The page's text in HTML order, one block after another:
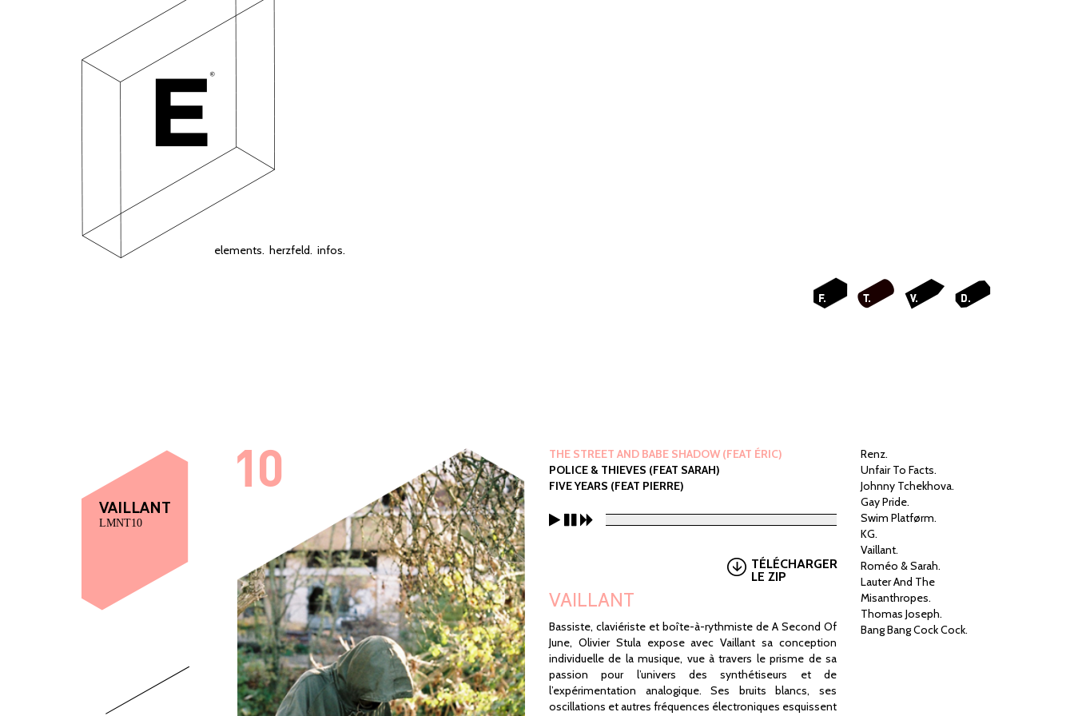
elements. herzfeld. infos.
VAILLANT
LMNT10
THE STREET AND BABE SHADOW (FEAT ÉRIC)
POLICE & THIEVES (FEAT SARAH)
FIVE YEARS (FEAT PIERRE)
TÉLÉCHARGER
LE ZIP
VAILLANT
Bassiste, claviériste et boîte-à-rythmiste de A Second Of
June, Olivier Stula expose avec Vaillant sa conception
individuelle de la musique, vue à travers le prisme de sa
passion pour l’univers des synthétiseurs et de
l’expérimentation analogique. Ses bruits blancs, ses
oscillations et autres fréquences électroniques esquissent
Renz.
Unfair To Facts.
Johnny Tchekhova.
Gay Pride.
Swim Platførm.
KG.
Vaillant.
Roméo & Sarah.
Lauter And The
Misanthropes.
Thomas Joseph.
Bang Bang Cock Cock.